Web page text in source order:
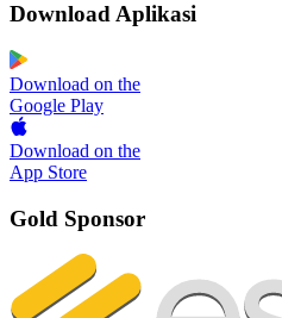
Download Aplikasi
Download on the
Google Play
Download on the
App Store
Gold Sponsor